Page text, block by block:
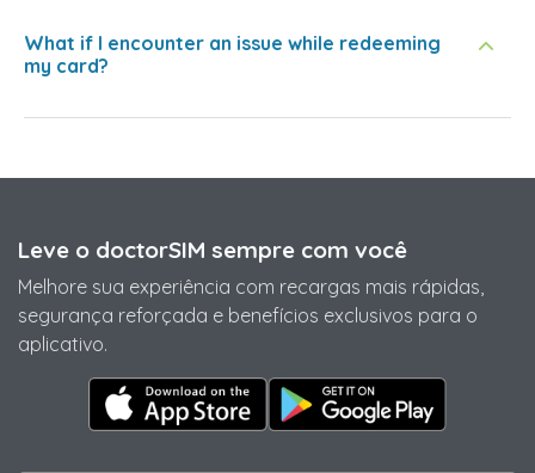
What if I encounter an issue while redeeming
my card?
Leve o doctorSIM sempre com você
Melhore sua experiência com recargas mais rápidas,
segurança reforçada e benefícios exclusivos para o
aplicativo.